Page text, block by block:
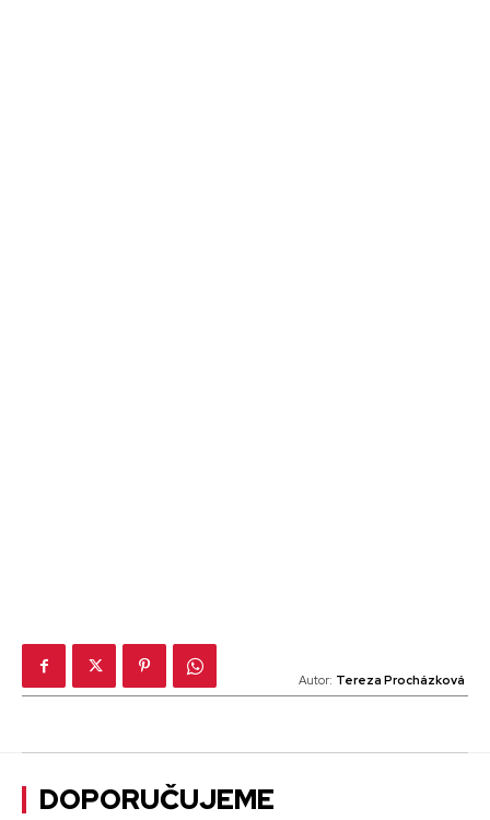
Autor: Tereza Procházková
DOPORUČUJEME